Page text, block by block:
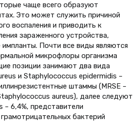
чаще всего образуют
Это может служить причиной
воспаления и приводить к
зараженного устройства,
Почти все виды являются
микрофлоры организма
позиции занимают два вида
и Staphylococcus epidermidis –
штаммы (MRSE –
aureus), далее следуют
– 6,4%, представители
бактерий